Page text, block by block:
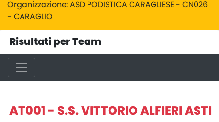
Organizzazione: ASD PODISTICA CARAGLIESE - CN026
- CARAGLIO
Risultati per Team
AT001 - S.S. VITTORIO ALFIERI ASTI